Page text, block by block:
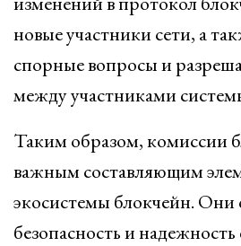
новые участники сети, а
спорные вопросы и
между участниками
Таким образом, комиссии
важным составляющим
экосистемы блокчейн. Они
безопасность и